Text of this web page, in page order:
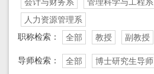
会计与财务系
管理科学与工程系
人力资源管理系
职称检索：
全部 教授 副教授
导师检索： 全部 博士研究生导师